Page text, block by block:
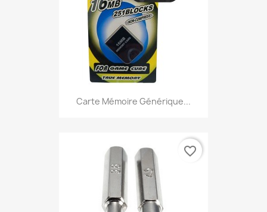
Carte Mémoire Générique...
favorite_border